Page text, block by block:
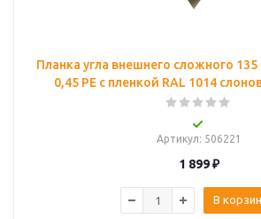
Планка угла внешнего сложного 135
0,45 PE с пленкой RAL 1014
Артикул: 506221
1 899₽
В